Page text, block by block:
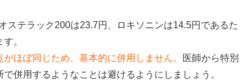
ステラック200は23.7円、ロキソニンは14.5円であるた
。
ほぼ同じため、基本的に併用しません。
医師から特別
併用するようなことは避けるようにしましょう。